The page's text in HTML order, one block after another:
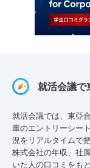
就活会議で
就活会議では、東亞
輩のエントリーシー
況をリアルタイムで
株式会社の年収、社
いた人の口コミをも